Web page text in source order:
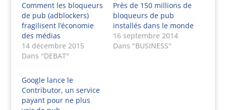
Comment les bloqueurs
de pub (adblockers)
fragilisent l’économie
des médias
14 décembre 2015
Dans "DEBAT"
Près de 150 millions de
bloqueurs de pub
installés dans le monde
16 septembre 2014
Dans "BUSINESS"
Google lance le
Contributor, un service
payant pour ne plus